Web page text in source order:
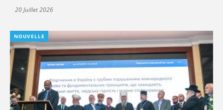
20 Juillet 2026
NOUVELLE